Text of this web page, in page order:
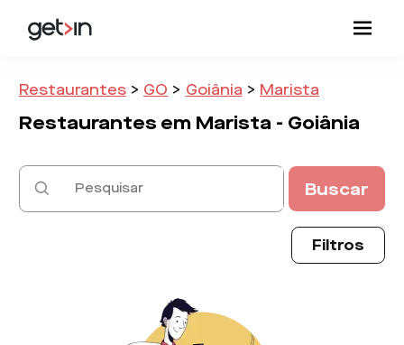
Restaurantes > GO > Goiânia > Marista
Restaurantes em Marista - Goiânia
Buscar
Filtros